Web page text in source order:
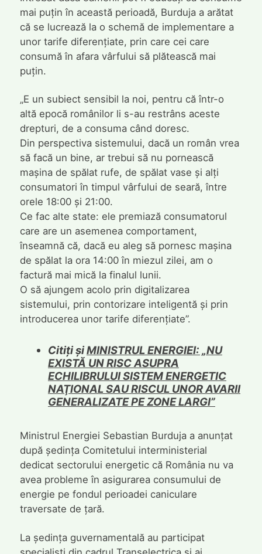
mai puțin în această perioadă, Burduja a arătat
că se lucrează la o schemă de implementare a
unor tarife diferențiate, prin care cei care
consumă în afara vârfului să plătească mai
puțin.
„E un subiect sensibil la noi, pentru că într-o
altă epocă românilor li s-au restrâns aceste
drepturi, de a consuma când doresc.
Din perspectiva sistemului, dacă un român vrea
să facă un bine, ar trebui să nu pornească
mașina de spălat rufe, de spălat vase și alți
consumatori în timpul vârfului de seară, între
orele 18:00 și 21:00.
Ce fac alte state: ele premiază consumatorul
care are un asemenea comportament,
înseamnă că, dacă eu aleg să pornesc mașina
de spălat la ora 14:00 în miezul zilei, am o
factură mai mică la finalul lunii.
O să ajungem acolo prin digitalizarea
sistemului, prin contorizare inteligentă și prin
introducerea unor tarife diferențiate”.
Citiți șiMINISTRUL ENERGIEI: „NU
EXISTĂ UN RISC ASUPRA
ECHILIBRULUI SISTEM ENERGETIC
NAŢIONAL SAU RISCUL UNOR AVARII
GENERALIZATE PE ZONE LARGI”
Ministrul Energiei Sebastian Burduja a anunțat
după ședința Comitetului interministerial
dedicat sectorului energetic că România nu va
avea probleme în asigurarea consumului de
energie pe fondul perioadei caniculare
traversate de țară.
La ședința guvernamentală au participat